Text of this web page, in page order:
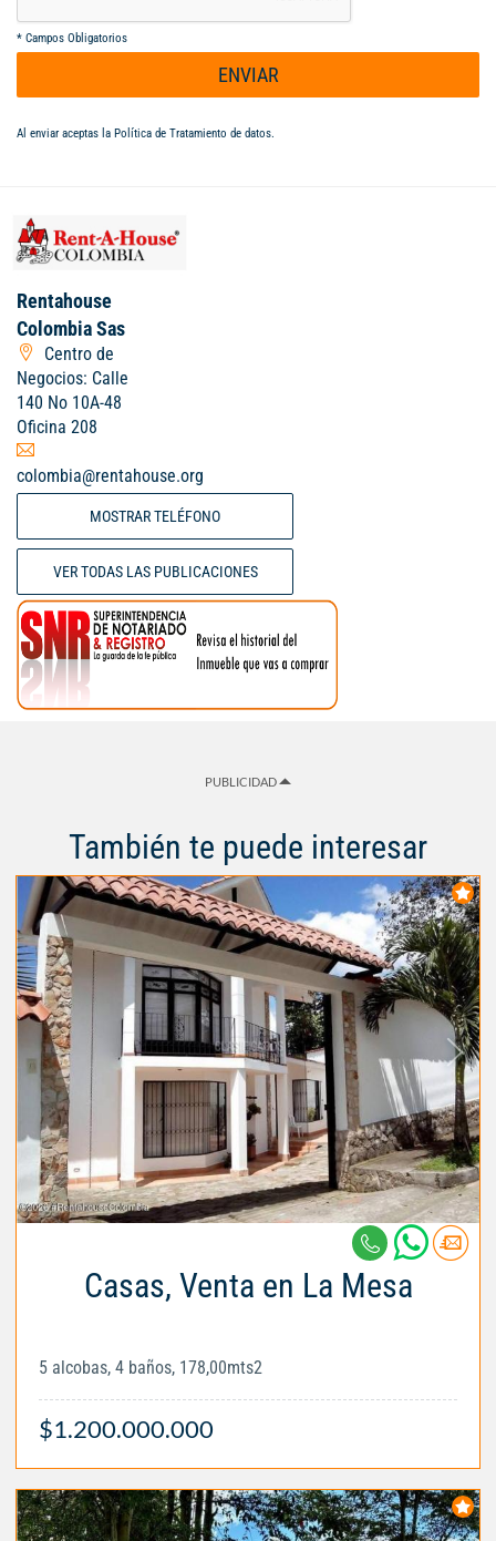
* Campos Obligatorios
ENVIAR
Al enviar aceptas la Política de Tratamiento de datos.
Rentahouse
Colombia Sas
Centro de
Negocios: Calle
140 No 10A-48
Oficina 208
colombia@rentahouse.org
MOSTRAR TELÉFONO
VER TODAS LAS PUBLICACIONES
PUBLICIDAD
También te puede interesar
Casas, Venta en La Mesa
5 alcobas, 4 baños, 178,00mts2
$1.200.000.000